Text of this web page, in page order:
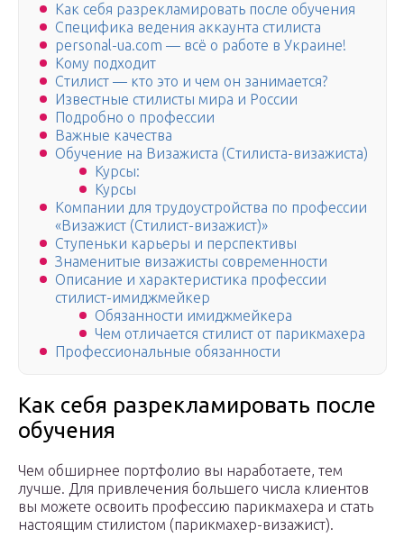
Как себя разрекламировать после обучения
Специфика ведения аккаунта стилиста
personal-ua.com — всё о работе в Украине!
Кому подходит
Стилист — кто это и чем он занимается?
Известные стилисты мира и России
Подробно о профессии
Важные качества
Обучение на Визажиста (Стилиста-визажиста)
Курсы:
Курсы
Компании для трудоустройства по профессии
«Визажист (Стилист-визажист)»
Ступеньки карьеры и перспективы
Знаменитые визажисты современности
Описание и характеристика профессии
стилист-имиджмейкер
Обязанности имиджмейкера
Чем отличается стилист от парикмахера
Профессиональные обязанности
Как себя разрекламировать после
обучения
Чем обширнее портфолио вы наработаете, тем
лучше. Для привлечения большего числа клиентов
вы можете освоить профессию парикмахера и стать
настоящим стилистом (парикмахер-визажист).